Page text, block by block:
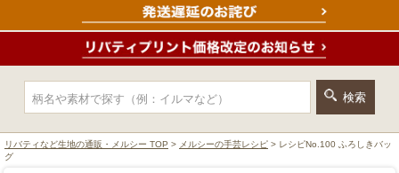
リバティなど生地の通販・メルシー TOP > メルシーの手芸レシピ > レシピNo.100 ふろしきバッ
グ